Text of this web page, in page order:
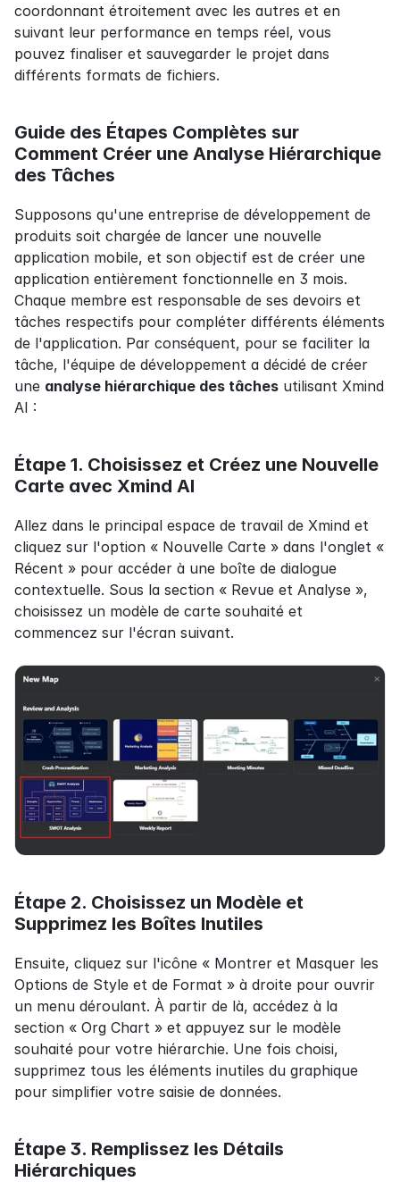
coordonnant étroitement avec les autres et en
suivant leur performance en temps réel, vous
pouvez finaliser et sauvegarder le projet dans
différents formats de fichiers.
Guide des Étapes Complètes sur
Comment Créer une Analyse Hiérarchique
des Tâches
Supposons qu'une entreprise de développement de
produits soit chargée de lancer une nouvelle
application mobile, et son objectif est de créer une
application entièrement fonctionnelle en 3 mois.
Chaque membre est responsable de ses devoirs et
tâches respectifs pour compléter différents éléments
de l'application. Par conséquent, pour se faciliter la
tâche, l'équipe de développement a décidé de créer
une analyse hiérarchique des tâches utilisant Xmind
AI :
Étape 1. Choisissez et Créez une Nouvelle
Carte avec Xmind AI
Allez dans le principal espace de travail de Xmind et
cliquez sur l'option « Nouvelle Carte » dans l'onglet «
Récent » pour accéder à une boîte de dialogue
contextuelle. Sous la section « Revue et Analyse »,
choisissez un modèle de carte souhaité et
commencez sur l'écran suivant.
Étape 2. Choisissez un Modèle et
Supprimez les Boîtes Inutiles
Ensuite, cliquez sur l'icône « Montrer et Masquer les
Options de Style et de Format » à droite pour ouvrir
un menu déroulant. À partir de là, accédez à la
section « Org Chart » et appuyez sur le modèle
souhaité pour votre hiérarchie. Une fois choisi,
supprimez tous les éléments inutiles du graphique
pour simplifier votre saisie de données.
Étape 3. Remplissez les Détails
Hiérarchiques